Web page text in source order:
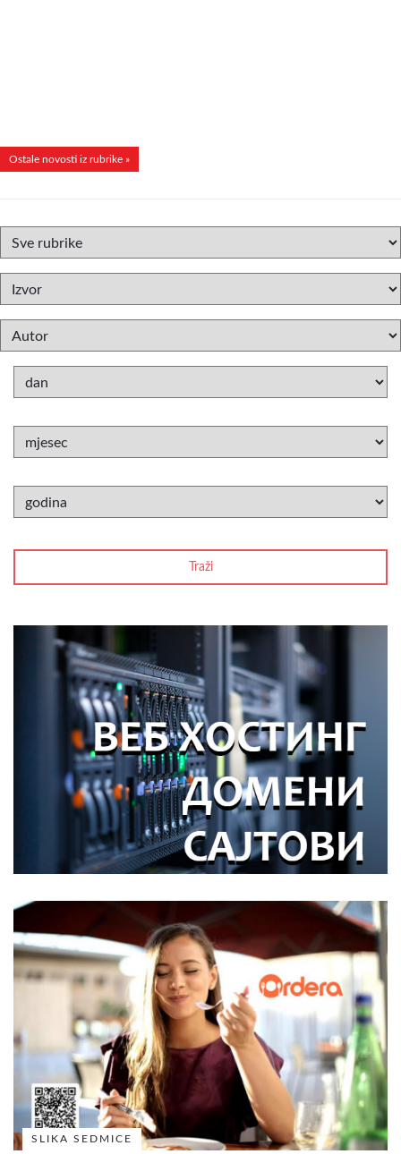
Ostale novosti iz rubrike »
SLIKA SEDMICE